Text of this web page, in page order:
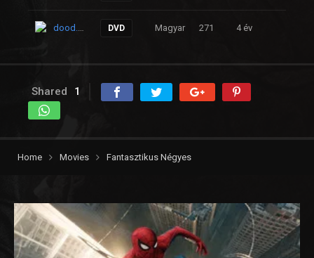
dood.so DVD Magyar 271 4 év
Shared 1
Home Movies Fantasztikus Négyes